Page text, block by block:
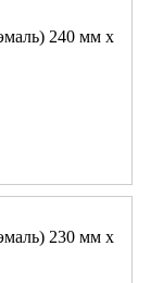
240 мм х
230 мм х